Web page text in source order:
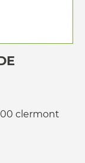
clermont